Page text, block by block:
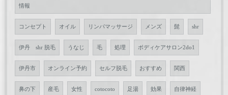
情報
コンセプト オイル リンパマッサージ メンズ 髭 shr
伊丹 shr 脱毛 うなじ 毛 処理 ボディケアサロン2do1
伊丹市 オンライン予約 セルフ脱毛 おすすめ 関西
鼻の下 産毛 女性 cotocoto 足湯 効果 自律神経